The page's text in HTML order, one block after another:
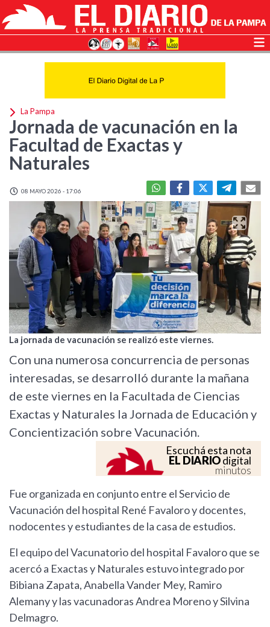
La Pampa
Jornada de vacunación en la
Facultad de Exactas y
Naturales
08 MAYO 2026 - 17:06
La jornada de vacunación se realizó este viernes.
Con una numerosa concurrencia de personas
interesadas, se desarrolló durante la mañana
de este viernes en la Facultada de Ciencias
Exactas y Naturales la Jornada de Educación y
Concientización sobre Vacunación.
Escuchá esta nota
EL DIARIOdigital
minutos
Fue organizada en conjunto entre el Servicio de
Vacunación del hospital René Favaloro y docentes,
nodocentes y estudiantes de la casa de estudios.
El equipo del Vacunatorio del hospital Favaloro que se
acercó a Exactas y Naturales estuvo integrado por
Bibiana Zapata, Anabella Vander Mey, Ramiro
Alemany y las vacunadoras Andrea Moreno y Silvina
Delmagro.